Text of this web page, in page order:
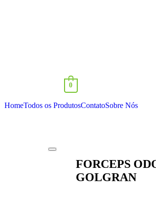
0
HomeTodos os ProdutosContatoSobre Nós
FORCEPS
GOLGRAN